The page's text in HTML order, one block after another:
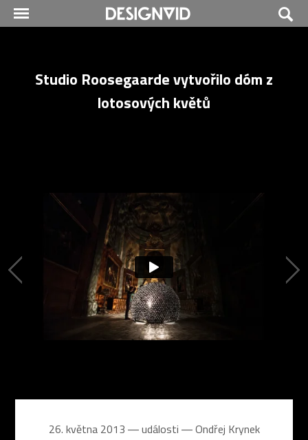
Studio Roosegaarde vytvořilo dóm z
lotosových květů
26. května 2013 ― události ―Ondřej Krynek